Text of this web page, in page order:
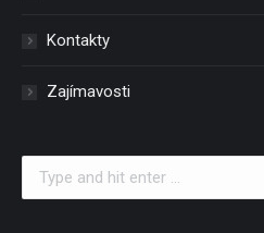
Kontakty
Zajímavosti
Search: